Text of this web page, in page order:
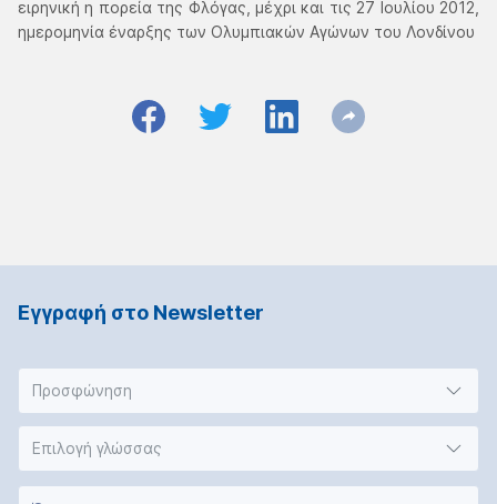
ειρηνική η πορεία της Φλόγας, μέχρι και τις 27 Ιουλίου 2012,
ημερομηνία έναρξης των Ολυμπιακών Αγώνων του Λονδίνου
Εγγραφή στο Νewsletter
Προσφώνηση
Επιλογή γλώσσας